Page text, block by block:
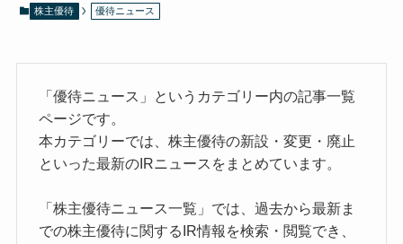
株主優待 優待ニュース
「優待ニュース」というカテゴリー内の記事一覧
ページです。
本カテゴリーでは、株主優待の新設・変更・廃止
といった最新のIRニュースをまとめています。
「株主優待ニュース一覧」では、過去から最新ま
での株主優待に関するIR情報を検索・閲覧でき、